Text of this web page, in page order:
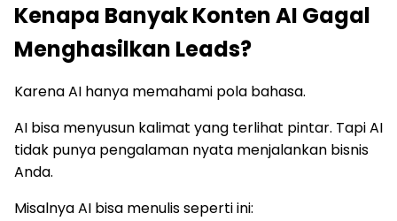
Kenapa Banyak Konten AI Gagal
Menghasilkan Leads?
Karena AI hanya memahami pola bahasa.
AI bisa menyusun kalimat yang terlihat pintar. Tapi AI
tidak punya pengalaman nyata menjalankan bisnis
Anda.
Misalnya AI bisa menulis seperti ini: